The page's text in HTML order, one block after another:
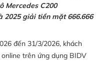
Mercedes C200
giải tiền mặt 666.666
đến 31/3/2026, khách
trên ứng dụng BIDV